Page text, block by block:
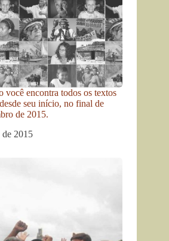
você encontra todos os textos
seu início, no final de
de 2015.
de 2015